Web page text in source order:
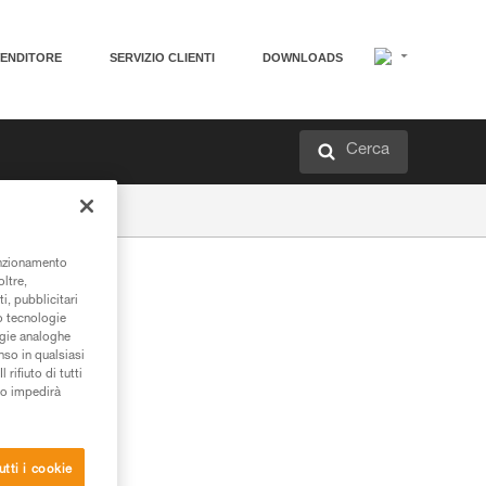
SERVIZIO CLIENTI DOWNLOADS
Cerca
pubblicitari
tecnologie
analoghe
in qualsiasi
rifiuto di tutti
impedirà
i cookie